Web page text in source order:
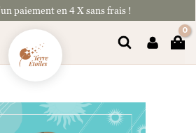
paiement en 4 X sans frais !
Rechercher